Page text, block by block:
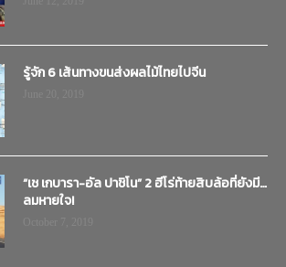
รู้จัก 6 เส้นทางขนส่งผลไม้ไทยไปจีน
“เช เกบารา-อัล ปาชิโน” 2 ฮีโร่ท้ายสิบล้อที่ยังมี…
ลมหายใจ!